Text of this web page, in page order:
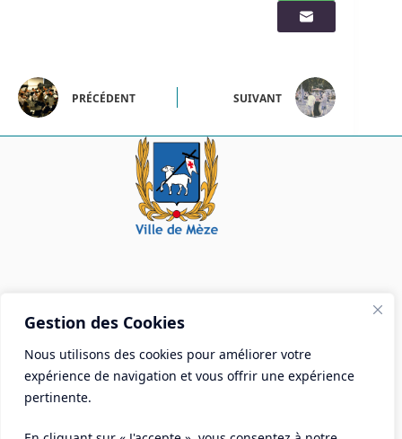
Gestion des Cookies
Nous utilisons des cookies pour améliorer votre
expérience de navigation et vous offrir une expérience
pertinente.
PRÉCÉDENT SUIVANT
Mairie de Mèze
Place Aristide Briand - BP 28 34140 Mèze
Tél :04 67 18 30 30
Mail :